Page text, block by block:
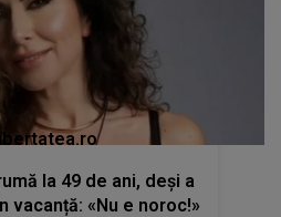
la 49 de ani, deși a
vacanță: «Nu e noroc!»